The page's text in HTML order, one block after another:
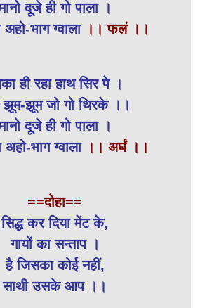
दूजे ही गो पाला ।
अहो-भाग ग्वाला ।। फलं ।।
ही रहा हाथ सिर पे ।
झूम जो गो थिरके ।।
दूजे ही गो पाला ।
अहो-भाग ग्वाला ।। अर्घं ।।
==दोहा==
सिद्ध कर दिया मेंट के,
गायों का सन्ताप ।
है जिसका कोई नहीं,
साथी उसके आप ।।